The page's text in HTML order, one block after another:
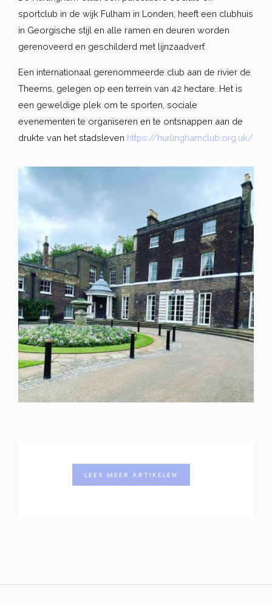
sportclub in de wijk Fulham in Londen, heeft een clubhuis
in Georgische stijl en alle ramen en deuren worden
gerenoveerd en geschilderd met lijnzaadverf.
Een internationaal gerenommeerde club aan de rivier de
Theems, gelegen op een terrein van 42 hectare. Het is
een geweldige plek om te sporten, sociale
evenementen te organiseren en te ontsnappen aan de
drukte van het stadsleven https://hurlinghamclub.org.uk/
LEES MEER ARTIKELEN